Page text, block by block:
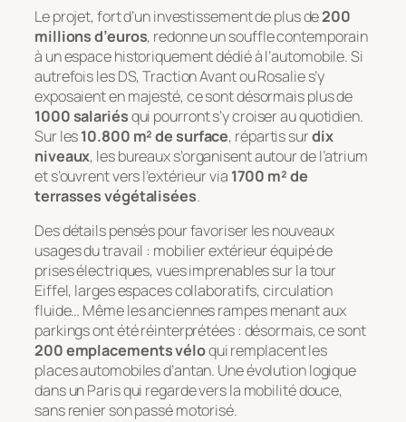
Le projet, fort d’un investissement de plus de200
millions d’euros, redonne un souffle contemporain
à un espace historiquement dédié à l’automobile. Si
autrefois les DS, Traction Avant ou Rosalie s’y
exposaient en majesté, ce sont désormais plus de
1000 salariésqui pourront s’y croiser au quotidien.
Sur les10.800 m² de surface, répartis surdix
niveaux, les bureaux s’organisent autour de l’atrium
et s’ouvrent vers l’extérieur via 1700 m² de
terrasses végétalisées.
Des détails pensés pour favoriser les nouveaux
usages du travail : mobilier extérieur équipé de
prises électriques, vues imprenables sur la tour
Eiffel, larges espaces collaboratifs, circulation
fluide… Même les anciennes rampes menant aux
parkings ont été réinterprétées : désormais, ce sont
200 emplacements véloqui remplacent les
places automobiles d’antan. Une évolution logique
dans un Paris qui regarde vers la mobilité douce,
sans renier son passé motorisé.